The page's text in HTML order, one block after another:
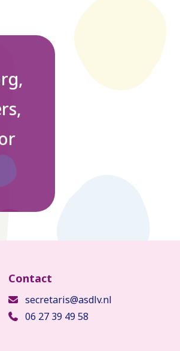
secretaris@asdlv.nl
06 27 39 49 58